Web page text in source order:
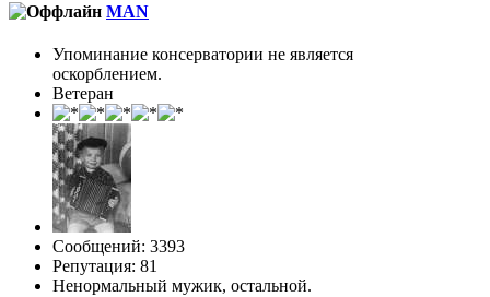
MAN
Упоминание консерватории не является
оскорблением.
Ветеран
Сообщений: 3393
Репутация: 81
Ненормальный мужик, остальной.